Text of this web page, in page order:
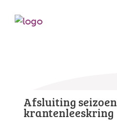
Afsluiting seizoen
krantenleeskring